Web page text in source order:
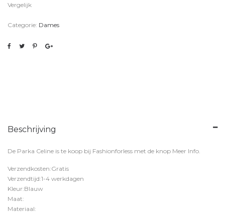
Vergelijk
Categorie: Dames
Beschrijving
De Parka Celine is te koop bij Fashionforless met de knop Meer Info
Verzendkosten:Gratis
Verzendtijd:1-4 werkdagen
Kleur:Blauw
Maat:
Materiaal: